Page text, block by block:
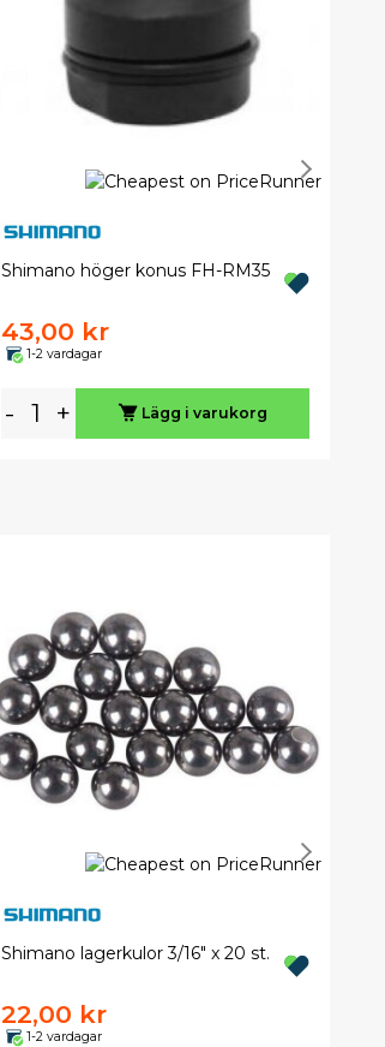
Shimano höger konus FH-RM35
43,00 kr
1-2 vardagar
- + Lägg i varukorg
Shimano lagerkulor 3/16" x 20 st.
22,00 kr
1-2 vardagar